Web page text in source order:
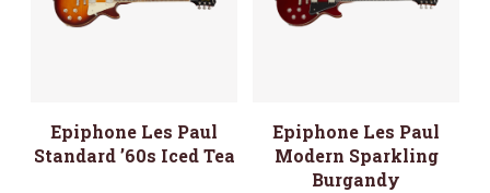
Epiphone Les Paul
Standard ’60s Iced Tea
Epiphone Les Paul
Modern Sparkling
Burgandy